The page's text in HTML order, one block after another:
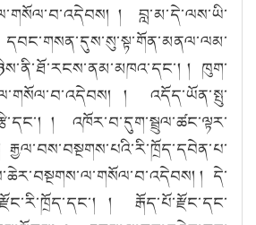
། བླ་མ་དེ་ལས་ཡི་
། ཁུག་
། འདོད་ཡོན་སྤུ་
། འཁོར་བ་དུག་སྦྲུལ་ཚང་ལྟར་
། དེ་
། རྒོད་པོ་རྫོང་དང་